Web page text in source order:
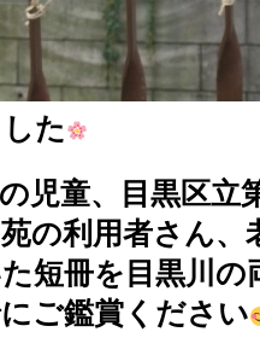
た
児童、目黒区立
の利用者さん、
短冊を目黒川の
ご鑑賞ください